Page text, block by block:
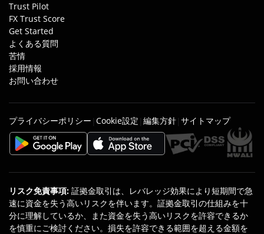
Trust Pilot
FX Trust Score
Get Started
よくある質問
苦情
採用情報
お問い合わせ
プライバシーポリシー | Cookie設定 | 編集方針| サイトマップ
リスク免責事項: 証拠金取引は、レバレッジ効果により短期間で急
速に資金を失う高いリスクを伴います。証拠金取引の仕組みを十
分に理解しているか、また資金を失う高いリスクを許容できるか
を慎重にご検討ください。損失を許容できる範囲を超える金額を